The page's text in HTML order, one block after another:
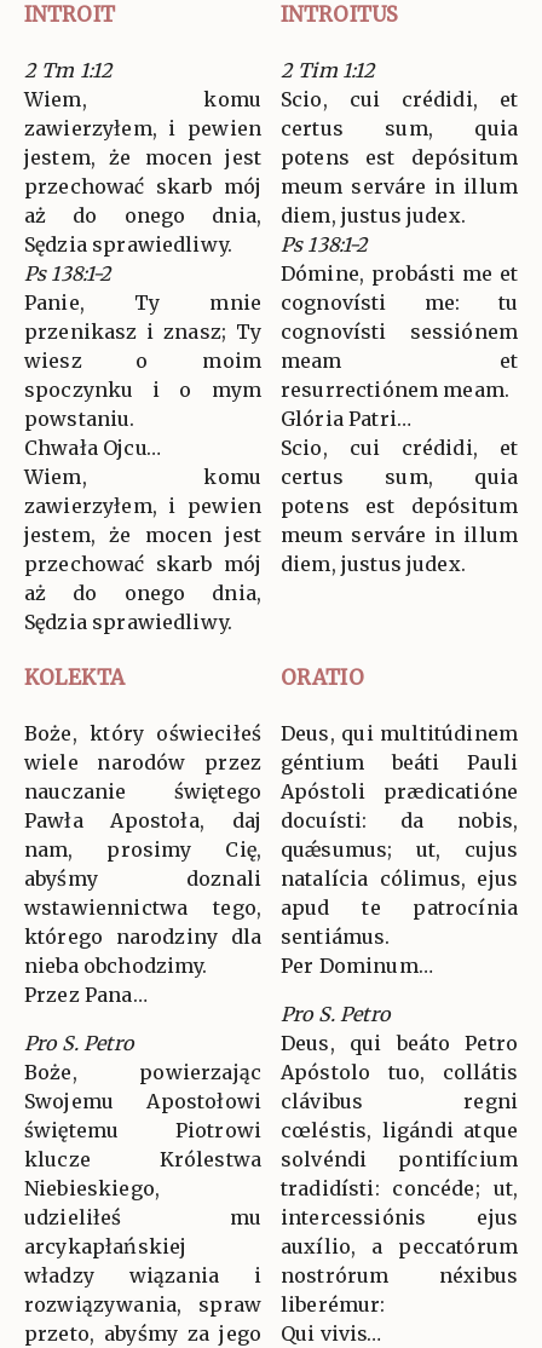
INTROIT INTROITUS
2 Tm 1:12
Wiem, komu
zawierzyłem, i pewien
jestem, że mocen jest
przechować skarb mój
aż do onego dnia,
Sędzia sprawiedliwy.
Ps 138:1-2
Panie, Ty mnie
przenikasz i znasz; Ty
wiesz o moim
spoczynku i o mym
powstaniu.
Chwała Ojcu…
Wiem, komu
zawierzyłem, i pewien
jestem, że mocen jest
przechować skarb mój
aż do onego dnia,
Sędzia sprawiedliwy.
2 Tim 1:12
Scio, cui crédidi, et
certus sum, quia
potens est depósitum
meum serváre in illum
diem, justus judex.
Ps 138:1-2
Dómine, probásti me et
cognovísti me: tu
cognovísti sessiónem
meam et
resurrectiónem meam.
Glória Patri…
Scio, cui crédidi, et
certus sum, quia
potens est depósitum
meum serváre in illum
diem, justus judex.
KOLEKTA ORATIO
Boże, który oświeciłeś
wiele narodów przez
nauczanie świętego
Pawła Apostoła, daj
nam, prosimy Cię,
abyśmy doznali
wstawiennictwa tego,
którego narodziny dla
nieba obchodzimy.
Przez Pana…
Pro S. Petro
Boże, powierzając
Swojemu Apostołowi
świętemu Piotrowi
klucze Królestwa
Niebieskiego,
udzieliłeś mu
arcykapłańskiej
władzy wiązania i
rozwiązywania, spraw
przeto, abyśmy za jego
Deus, qui multitúdinem
géntium beáti Pauli
Apóstoli prædicatióne
docuísti: da nobis,
quǽsumus; ut, cujus
natalícia cólimus, ejus
apud te patrocínia
sentiámus.
Per Dominum…
Pro S. Petro
Deus, qui beáto Petro
Apóstolo tuo, collátis
clávibus regni
cœléstis, ligándi atque
solvéndi pontifícium
tradidísti: concéde; ut,
intercessiónis ejus
auxílio, a peccatórum
nostrórum néxibus
liberémur:
Qui vivis…